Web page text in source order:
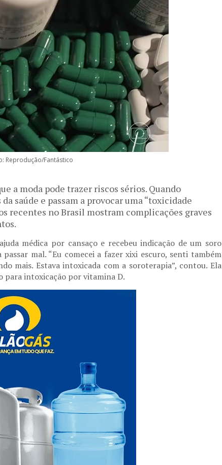
Reprodução/Fantástico
a moda pode trazer riscos sérios. Quando
saúde e passam a provocar uma “toxicidade
recentes no Brasil mostram complicações graves
médica por cansaço e recebeu indicação de um soro
passar mal. “Eu comecei a fazer xixi escuro, senti também
mais. Estava intoxicada com a soroterapia”, contou. Ela
para intoxicação por vitamina D.